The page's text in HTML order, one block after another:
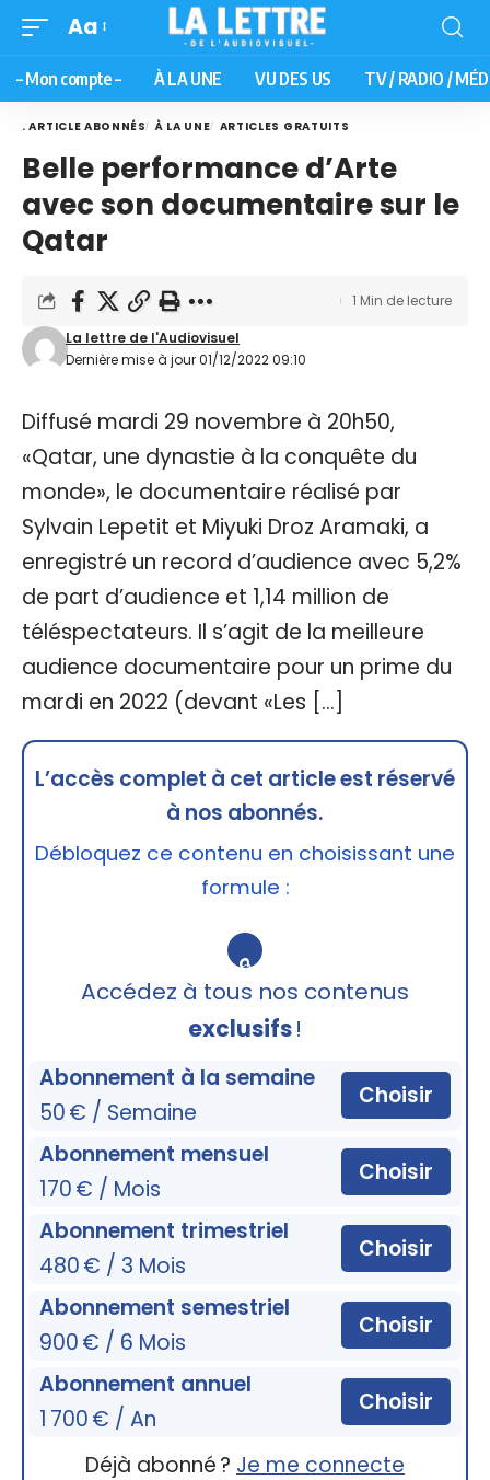
Aa
– Mon compte – À LA UNE VU DES US TV / RADIO /
. ARTICLE ABONNÉS À LA UNE ARTICLES GRATUITS
Belle performance d’Arte
avec son documentaire sur le
Qatar
Dernière mise à jour 01/12/2022 09:10
La lettre de l'Audiovisuel
1 Min de lecture
Diffusé mardi 29 novembre à 20h50,
«Qatar, une dynastie à la conquête du
monde», le documentaire réalisé par
Sylvain Lepetit et Miyuki Droz Aramaki, a
enregistré un record d’audience avec 5,2%
de part d’audience et 1,14 million de
téléspectateurs. Il s’agit de la meilleure
audience documentaire pour un prime du
mardi en 2022 (devant «Les […]
L’accès complet à cet article est réservé
à nos abonnés.
Débloquez ce contenu en choisissant une
formule :
🔒
Accédez à tous nos contenus
exclusifs!
Abonnement à la semaine
50 € / Semaine
Choisir
Abonnement mensuel
170 € / Mois
Choisir
Abonnement trimestriel
480 € / 3 Mois
Choisir
Abonnement semestriel
900 € / 6 Mois
Choisir
Abonnement annuel
1 700 € / An
Choisir
Déjà abonné ? Je me connecte